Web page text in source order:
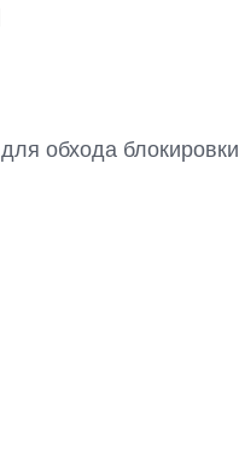
обхода блокировки